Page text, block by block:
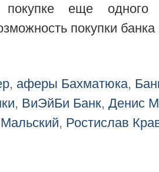
покупке еще
покупки
, аферы Бахматюка,
, ВиЭйБи Банк, Денис
, Ростислав